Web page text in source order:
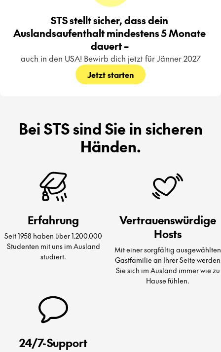
STS stellt sicher, dass dein
Auslandsaufenthalt mindestens 5 Monate
dauert –
auch in den USA! Bewirb dich jetzt für Jänner 2027
Jetzt starten
Bei STS sind Sie in sicheren
Händen.
Erfahrung
Seit 1958 haben über 1.200.000
Studenten mit uns im Ausland
studiert.
Vertrauenswürdige
Hosts
Mit einer sorgfältig ausgewählten
Gastfamilie an Ihrer Seite werden
Sie sich im Ausland immer wie zu
Hause fühlen.
24/7-Support